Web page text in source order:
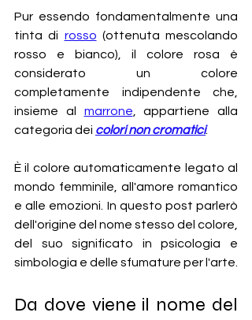
Pur essendo fondamentalmente una
tinta di rosso (ottenuta mescolando
rosso e bianco), il colore rosa è
considerato un colore
completamente indipendente che,
insieme al marrone, appartiene alla
categoria dei colori non cromatici.
È il colore automaticamente legato al
mondo femminile, all'amore romantico
e alle emozioni. In questo post parlerò
dell'origine del nome stesso del colore,
del suo significato in psicologia e
simbologia e delle sfumature per l'arte.
Da dove viene il nome del